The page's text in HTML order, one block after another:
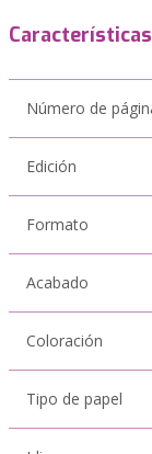
Características
Número de
Edición
Formato
Acabado
Coloración
Tipo de papel